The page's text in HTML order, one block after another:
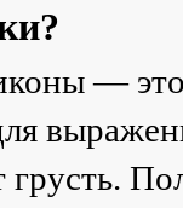
—
грусть.